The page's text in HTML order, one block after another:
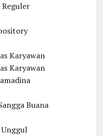
Karyawan
Karyawan
Buana
Unggul